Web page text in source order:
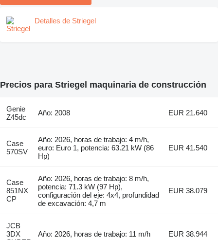
Detalles de Striegel
Precios para Striegel maquinaria de construcción
Genie
Z45dc
Año: 2008 EUR 21.640
Case
570SV
Año: 2026, horas de trabajo: 4 m/h,
euro: Euro 1, potencia: 63.21 kW (86
Hp)
EUR 41.540
Case
851NX
CP
Año: 2026, horas de trabajo: 8 m/h,
potencia: 71.3 kW (97 Hp),
configuración del eje: 4x4, profundidad
de excavación: 4,7 m
EUR 38.079
JCB
3DX
Año: 2026, horas de trabajo: 11 m/h EUR 38.944